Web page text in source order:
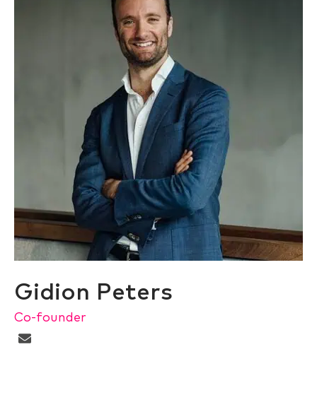
Gidion Peters
Co-founder